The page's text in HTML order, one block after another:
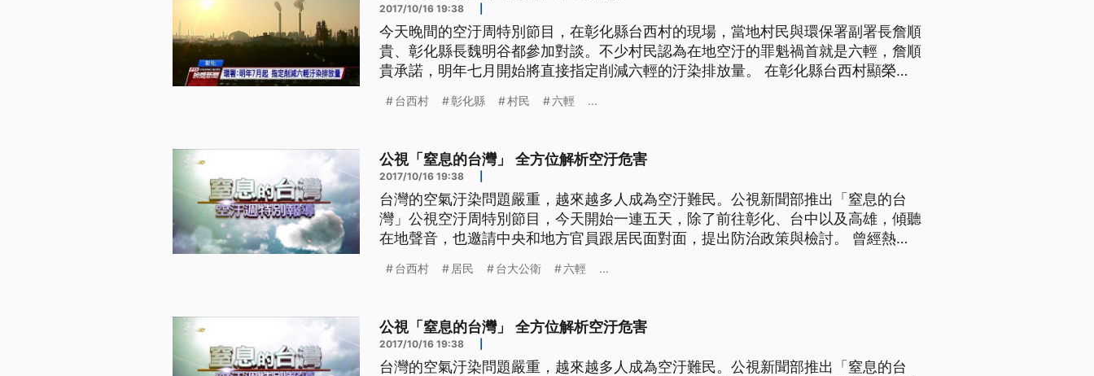
2017/10/16 19:38
今天晚間的空汙周特別節目，在彰化縣台西村的現場，當地村民與環保署副署長詹順
貴、彰化縣長魏明谷都參加對談。不少村民認為在地空汙的罪魁禍首就是六輕，詹順
貴承諾，明年七月開始將直接指定削減六輕的汙染排放量。 在彰化縣台西村顯榮宮
講，數十位村民到場表達心聲，不少村民談及空污，將矛頭直接指向八公里外的六輕
台西村 彰化縣 村民 六輕 ...
公視「窒息的台灣」 全方位解析空汙危害
2017/10/16 19:38
台灣的空氣汙染問題嚴重，越來越多人成為空汙難民。公視新聞部推出「窒息的台
灣」公視空汙周特別節目，今天開始一連五天，除了前往彰化、台中以及高雄，傾聽
在地聲音，也邀請中央和地方官員跟居民面對面，提出防治政策與檢討。 曾經熱切
北岸，距離六輕只有八公里的彰化縣大城鄉台西村村民就會聞到一股難以忍受的酸臭
台西村 居民 台大公衛 六輕 ...
公視「窒息的台灣」 全方位解析空汙危害
2017/10/16 19:38
台灣的空氣汙染問題嚴重，越來越多人成為空汙難民。公視新聞部推出「窒息的台